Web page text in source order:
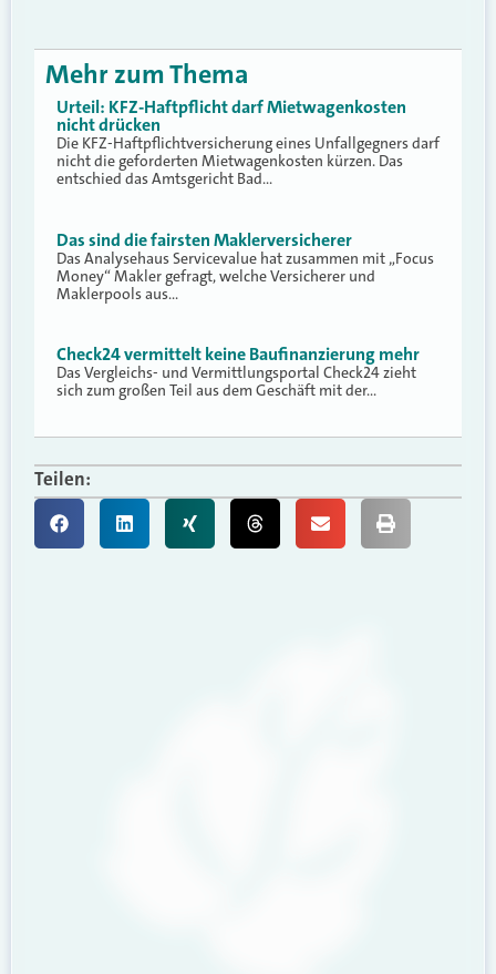
Mehr zum Thema
Urteil: KFZ-Haftpflicht darf Mietwagenkosten
nicht drücken
Die KFZ-Haftpflichtversicherung eines Unfallgegners darf
nicht die geforderten Mietwagenkosten kürzen. Das
entschied das Amtsgericht Bad…
Das sind die fairsten Maklerversicherer
Das Analysehaus Servicevalue hat zusammen mit „Focus
Money“ Makler gefragt, welche Versicherer und
Maklerpools aus…
Check24 vermittelt keine Baufinanzierung mehr
Das Vergleichs- und Vermittlungsportal Check24 zieht
sich zum großen Teil aus dem Geschäft mit der…
Teilen: